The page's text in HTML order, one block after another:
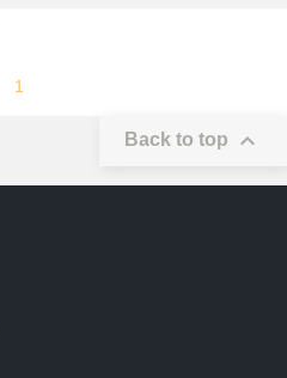
1
Back to top 